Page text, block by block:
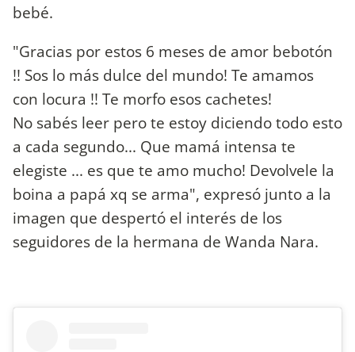
bebé.
"Gracias por estos 6 meses de amor bebotón
!! Sos lo más dulce del mundo! Te amamos
con locura !! Te morfo esos cachetes!
No sabés leer pero te estoy diciendo todo esto
a cada segundo... Que mamá intensa te
elegiste ... es que te amo mucho! Devolvele la
boina a papá xq se arma", expresó junto a la
imagen que despertó el interés de los
seguidores de la hermana de Wanda Nara.